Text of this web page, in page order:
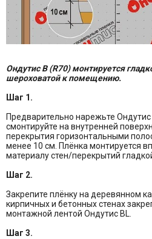
Ондутис B (R70) монтируется
шероховатой к помещению.
Шаг 1.
Предварительно нарежьте
смонтируйте на внутренней
перекрытия горизонтальными
менее 10 см. Плёнка монтируется
материалу стен/перекрытий
Шаг 2.
Закрепите плёнку на деревянном
кирпичных и бетонных стенах
монтажной лентой Ондутис BL.
Шаг 3.